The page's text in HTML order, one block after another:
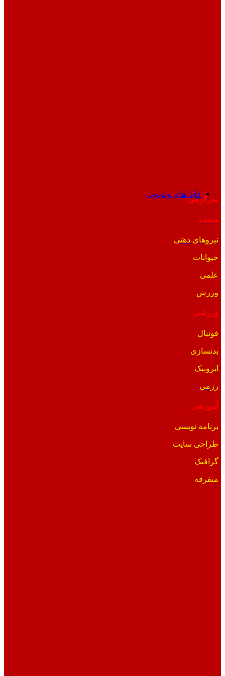
فایل‌های ویدیویی
سرگرمی
مستند
نیروهای ذهنی
حیوانات
علمی
ورزش
ورزشی
فوتبال
بدنسازی
ایروبیک
رزمی
آموزشی
برنامه نویسی
طراحی سایت
گرافیک
متفرقه